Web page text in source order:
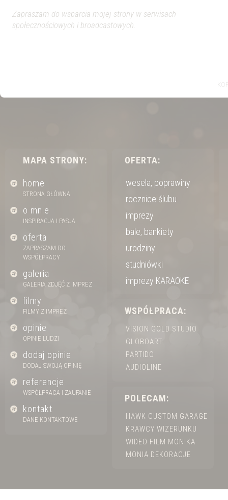
Zapraszam do wsparcia mojej strony w serwisach
społecznościowych i broadcastowych.
MAPA STRONY:
home
STRONA GŁÓWNA
o mnie
INSPIRACJA I PASJA
oferta
ZAPRASZAM DO
WSPÓŁPRACY
galeria
GALERIA ZDJĘĆ Z IMPREZ
filmy
FILMY Z IMPREZ
opinie
OPINIE LUDZI
dodaj opinie
DODAJ SWOJĄ OPINIĘ
referencje
WSPÓŁPRACA I ZAUFANIE
kontakt
DANE KONTAKTOWE
OFERTA:
wesela, poprawiny
rocznice ślubu
imprezy
bale, bankiety
urodziny
studniówki
imprezy KARAOKE
WSPÓŁPRACA:
VISION GOLD STUDIO
GLOBOART
PARTIDO
AUDIOLINE
POLECAM:
HAWK CUSTOM GARAGE
KRAWCY WIZERUNKU
WIDEO FILM MONIKA
MONIA DEKORACJE